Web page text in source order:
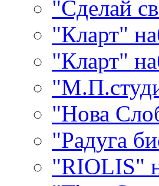
"Сделай
"Кларт"
"Кларт"
"Нова
"Радуга
"RIOLIS"